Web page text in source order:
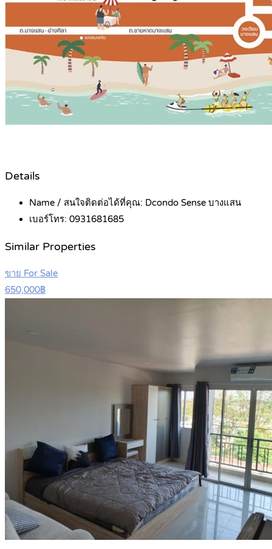
Details
Name / สนใจติดต่อได้ที่คุณ: Dcondo Sense บางแสน
เบอร์โทร: 0931681685
Similar Properties
ขาย For Sale
650,000฿